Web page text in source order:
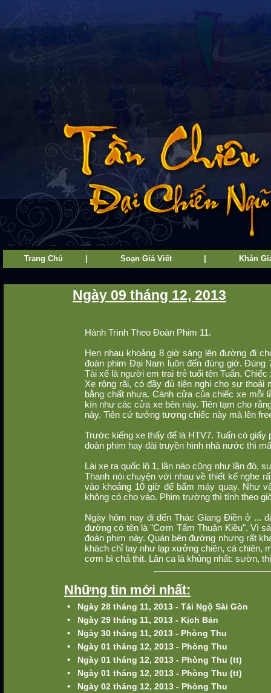
Trang Chủ Soạn Giả Viết Khán
Ngày 09 tháng 12, 2013
Hành Trình Theo Đoàn Phim 11.
Hẹn nhau khoảng 8 giờ sáng lên đường đi
đoàn phim Đại Nam luôn đến đúng giờ.
Tài xế là người em trai trẻ tuổi tên Tuấn.
Xe rộng rãi, có đầy đủ tiện nghi cho sự
bằng chất nhựa. Cánh cửa của chiếc xe mỗi
kín như các cửa xe bên này. Tiên tạm cho
này. Tiên cứ tưởng tượng chiếc này mà lên
Trước kiếng xe thấy để là HTV7. Tuấn có giấy
đoàn phim hay đài truyền hình nhà nước thì
Lái xe ra quốc lộ 1, lần nào cũng như lần đó,
Thanh nói chuyện với nhau về thiết kế nghe
vào khoảng 10 giờ để bấm máy quay. Như
không có cho vào. Phim trường thì tính theo
Ngày hôm nay đi đến Thác Giang Điền ở ...
đường có tên là "Cơm Tấm Thuận Kiều". Vì
đoàn phim này. Quán bên đường nhưng rất
khách chỉ tay như lạp xưởng chiên, cá chiên,
cơm bì chả thịt. Lân ca là khủng nhất: sườn,
Những tin mới nhất:
• Ngày 28 tháng 11, 2013 - Tái Ngộ Sài Gòn
• Ngày 29 tháng 11, 2013 - Kịch Bản
• Ngày 30 tháng 11, 2013 - Phòng Thu
• Ngày 01 tháng 12, 2013 - Phòng Thu
• Ngày 01 tháng 12, 2013 - Phòng Thu (tt)
• Ngày 01 tháng 12, 2013 - Phòng Thu (tt)
• Ngày 02 tháng 12, 2013 - Phòng Thu